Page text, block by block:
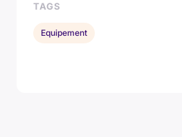
TAGS
Equipement